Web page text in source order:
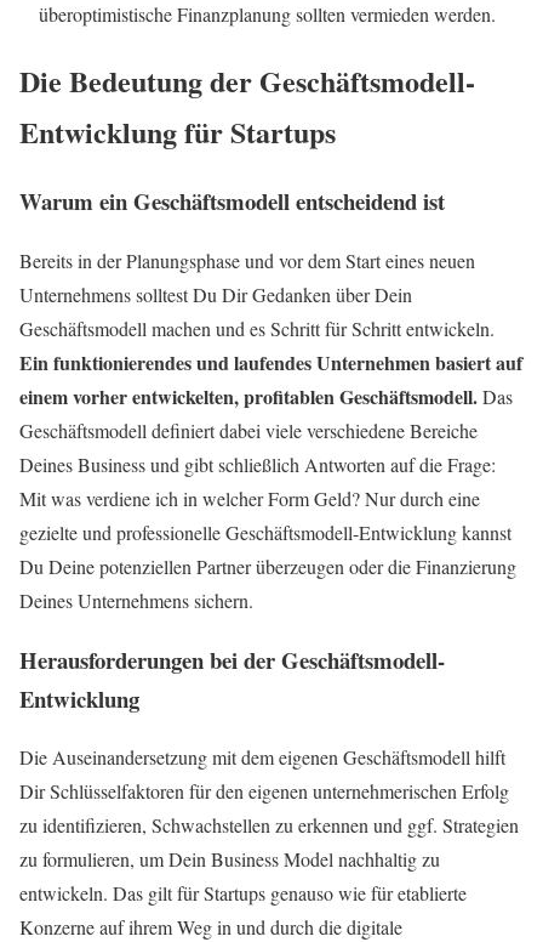
überoptimistische Finanzplanung sollten vermieden werden.
Die Bedeutung der Geschäftsmodell-
Entwicklung für Startups
Warum ein Geschäftsmodell entscheidend ist
Bereits in der Planungsphase und vor dem Start eines neuen
Unternehmens solltest Du Dir Gedanken über Dein
Geschäftsmodell machen und es Schritt für Schritt entwickeln.
Ein funktionierendes und laufendes Unternehmen basiert auf
einem vorher entwickelten, profitablen Geschäftsmodell.Das
Geschäftsmodell definiert dabei viele verschiedene Bereiche
Deines Business und gibt schließlich Antworten auf die Frage:
Mit was verdiene ich in welcher Form Geld? Nur durch eine
gezielte und professionelle Geschäftsmodell-Entwicklung kannst
Du Deine potenziellen Partner überzeugen oder die Finanzierung
Deines Unternehmens sichern.
Herausforderungen bei der Geschäftsmodell-
Entwicklung
Die Auseinandersetzung mit dem eigenen Geschäftsmodell hilft
Dir Schlüsselfaktoren für den eigenen unternehmerischen Erfolg
zu identifizieren, Schwachstellen zu erkennen und ggf. Strategien
zu formulieren, um Dein Business Model nachhaltig zu
entwickeln. Das gilt für Startups genauso wie für etablierte
Konzerne auf ihrem Weg in und durch die digitale